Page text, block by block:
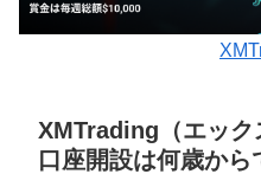
XMTrading（エック
口座開設は何歳から